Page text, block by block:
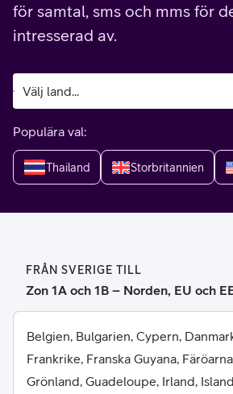
för samtal, sms och mms för
intresserad av.
Populära val:
Thailand Storbritannien
FRÅN SVERIGE TILL
Zon 1A och 1B – Norden, EU och
Belgien, Bulgarien, Cypern,
Frankrike, Franska Guyana,
Grönland, Guadeloupe, Irland,